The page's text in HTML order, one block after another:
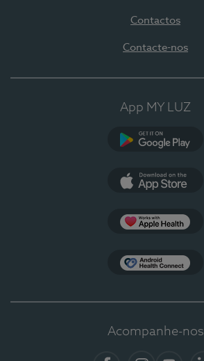
Contactos
Contacte-nos
App MY LUZ
Acompanhe-nos